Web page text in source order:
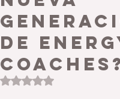
de
Obtuvo NaN de 5 estrellas.